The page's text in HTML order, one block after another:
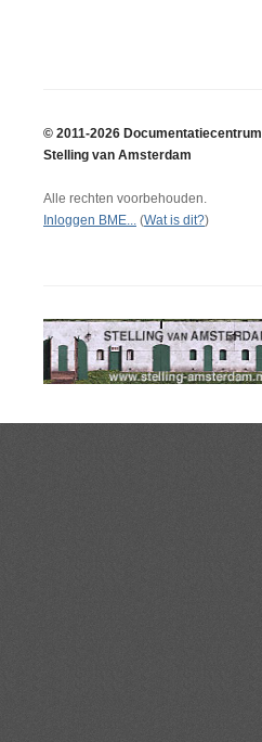
© 2011-2026 Documentatiecentrum
Stelling van Amsterdam
Alle rechten voorbehouden.
Inloggen BME...
(Wat is dit?)